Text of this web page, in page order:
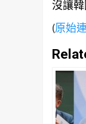
沒讓
(原始